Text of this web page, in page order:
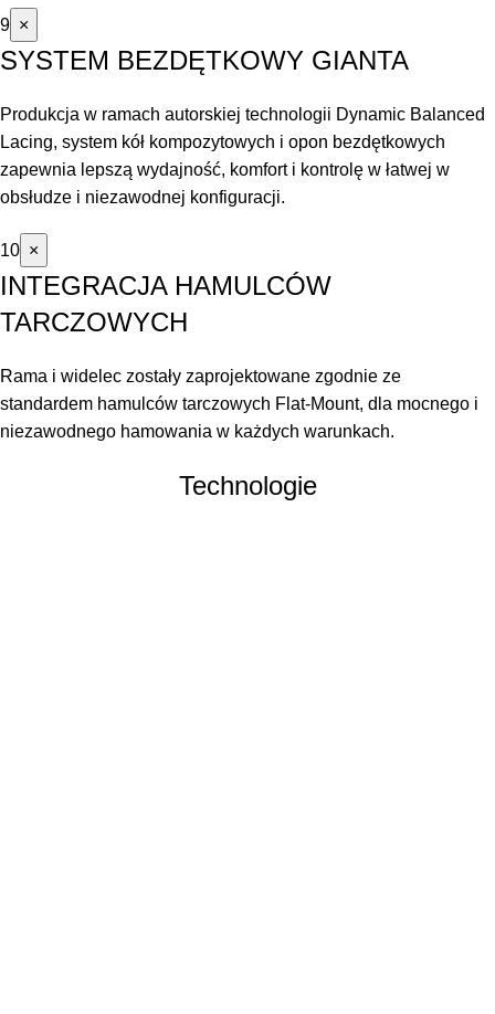
9 ×
SYSTEM BEZDĘTKOWY GIANTA
Produkcja w ramach autorskiej technologii Dynamic Balanced
Lacing, system kół kompozytowych i opon bezdętkowych
zapewnia lepszą wydajność, komfort i kontrolę w łatwej w
obsłudze i niezawodnej konfiguracji.
10 ×
INTEGRACJA HAMULCÓW
TARCZOWYCH
Rama i widelec zostały zaprojektowane zgodnie ze
standardem hamulców tarczowych Flat-Mount, dla mocnego i
niezawodnego hamowania w każdych warunkach.
Technologie